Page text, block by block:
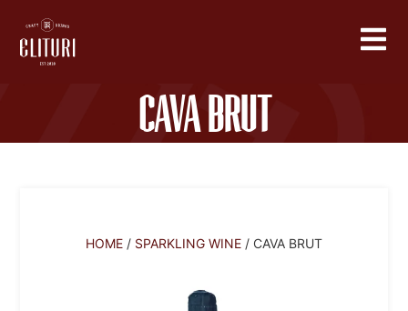
CAVA BRUT
HOME/ SPARKLING WINE/ CAVA BRUT